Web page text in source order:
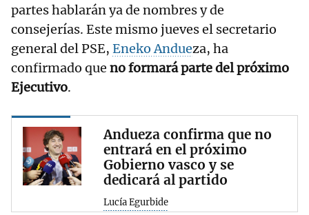
partes hablarán ya de nombres y de
consejerías. Este mismo jueves el secretario
general del PSE, Eneko Andueza, ha
confirmado que no formará parte del próximo
Ejecutivo.
Andueza confirma que no
entrará en el próximo
Gobierno vasco y se
dedicará al partido
Lucía Egurbide